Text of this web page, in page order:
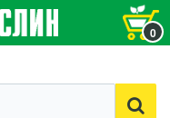
0